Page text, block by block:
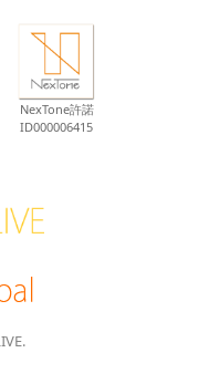
NexTone許諾
ID000006415